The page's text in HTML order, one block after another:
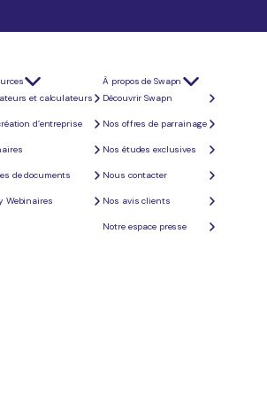
et calculateurs
d’entreprise
de documents
Webinaires
À propos de Swapn
Découvrir Swapn
Nos offres de parrainage
Nos études exclusives
Nous contacter
Nos avis clients
Notre espace presse
contrat de travail, il est utile de s'y référer dès la rédaction du
contrat de travail temporaire.
ou d'établissement le prévoit (Article L. 1243-9 du Code du